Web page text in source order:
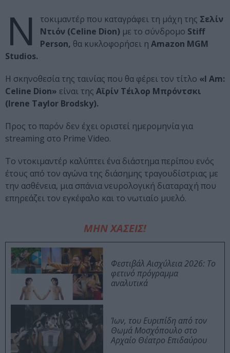
Ν τοκιμαντέρ που καταγράφει τη μάχη της Σελίν
Ντιόν (Celine Dion) με το σύνδρομο Stiff
Person, θα κυκλοφορήσει η Amazon MGM
Studios.
Η σκηνοθεσία της ταινίας που θα φέρει τον τίτλο «I Am:
Celine Dion» είναι της Αϊρίν Τέιλορ Μπρόντσκι
(Irene Taylor Brodsky).
Προς το παρόν δεν έχει οριστεί ημερομηνία για
streaming στο Prime Video.
Το ντοκιμαντέρ καλύπτει ένα διάστημα περίπου ενός
έτους από τον αγώνα της διάσημης τραγουδίστριας με
την ασθένεια, μια σπάνια νευρολογική διαταραχή που
επηρεάζει τον εγκέφαλο και το νωτιαίο μυελό.
ΜΗΝ ΧΑΣΕΙΣ!
Φεστιβάλ Αισχύλεια 2026: Το
φετινό πρόγραμμα
αναλυτικά
Ίων, του Ευριπίδη από τον
Θωμά Μοσχόπουλο στο
Αρχαίο Θέατρο Επιδαύρου